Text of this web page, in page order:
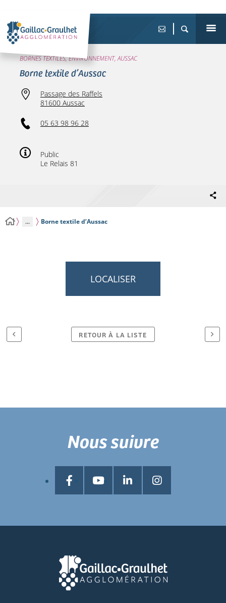
BORNES TEXTILES, ENVIRONNEMENT, AUSSAC
Borne textile d’Aussac
Passage des Raffels
81600 Aussac
05 63 98 96 28
Public
Le Relais 81
... Borne textile d’Aussac
LOCALISER
RETOUR À LA LISTE
Nous suivre